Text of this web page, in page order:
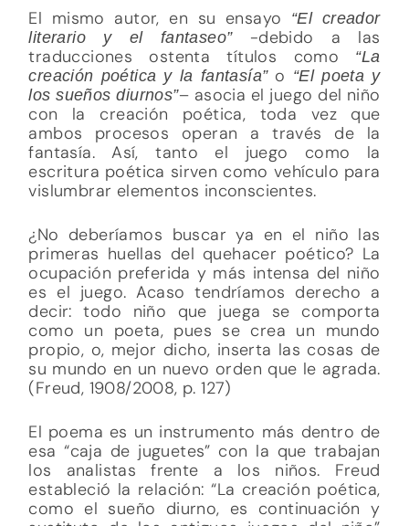
El mismo autor, en su ensayo
“El creador
literario y el fantaseo” -debido a las
traducciones ostenta títulos como
“La
creación poética y la fantasía” o “El poeta y
los sueños diurnos”– asocia el juego del niño
con la creación poética, toda vez que
ambos procesos operan a través de la
fantasía. Así, tanto el juego como la
escritura poética sirven como vehículo para
vislumbrar elementos inconscientes.
¿No deberíamos buscar ya en el niño las
primeras huellas del quehacer poético? La
ocupación preferida y más intensa del niño
es el juego. Acaso tendríamos derecho a
decir: todo niño que juega se comporta
como un poeta, pues se crea un mundo
propio, o, mejor dicho, inserta las cosas de
su mundo en un nuevo orden que le agrada.
(Freud, 1908/2008, p. 127)
El poema es un instrumento más dentro de
esa “caja de juguetes” con la que trabajan
los analistas frente a los niños. Freud
estableció la relación: “La creación poética,
como el sueño diurno, es continuación y